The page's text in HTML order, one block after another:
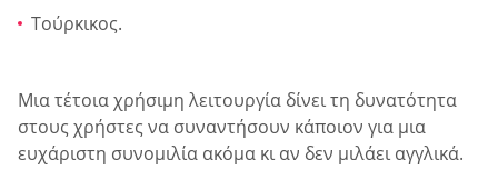
Τούρκικος.
Μια τέτοια χρήσιμη λειτουργία δίνει τη δυνατότητα
στους χρήστες να συναντήσουν κάποιον για μια
ευχάριστη συνομιλία ακόμα κι αν δεν μιλάει αγγλικά.